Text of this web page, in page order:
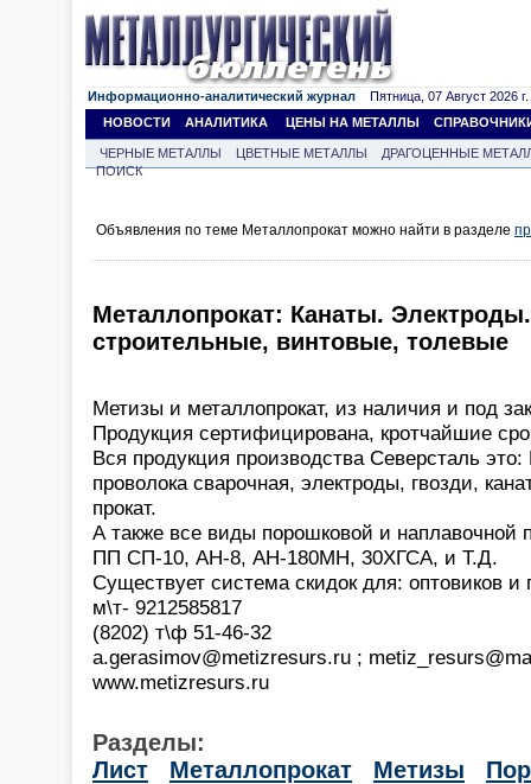
Информационно-аналитический журнал Пятница, 07 Август 2026 г.
НОВОСТИ
АНАЛИТИКА ЦЕНЫ НА МЕТАЛЛЫ
ЧЕРНЫЕ МЕТАЛЛЫ ЦВЕТНЫЕ МЕТАЛЛЫ
ДРАГОЦЕННЫЕ
ПОИСК
Объявления по теме Металлопрокат можно найти в разделе
Металлопрокат: Канаты.
строительные, винтовые, толевые
Метизы и металлопрокат, из наличия и под
Продукция сертифицирована, кротчайшие
Вся продукция производства Северсталь
проволока сварочная, электроды, гвозди,
прокат.
А также все виды порошковой и наплавочной
ПП СП-10, АН-8, АН-180МН, 30ХГСА, и Т.Д.
Существует система скидок для: оптовиков и
м\т- 9212585817
(8202) т\ф 51-46-32
a.gerasimov@metizresurs.ru ;
www.metizresurs.ru
Разделы:
Лист
Металлопрокат Метизы